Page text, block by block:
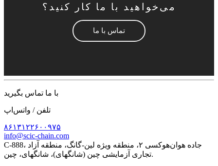
می‌خواهید با ما کار کنید؟
تماس با ما
با ما تماس بگیرید
تلفن / واتس‌اپ
۸۶۱۳۱۲۲۶۰۰۹۷۵
info@scic-chain.com
C-888، جاده هوان‌هوکسی ۲، منطقه ویژه لین-گانگ، منطقه آزاد
تجاری آزمایشی چین (شانگهای)، شانگهای، چین.